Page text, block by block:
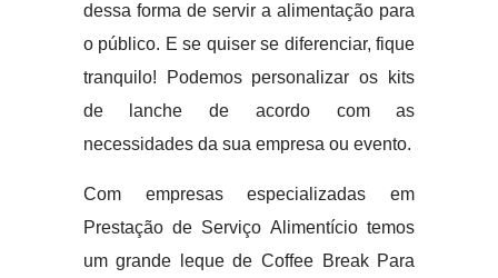
dessa forma de servir a alimentação para
o público. E se quiser se diferenciar, fique
tranquilo! Podemos personalizar os kits
de lanche de acordo com as
necessidades da sua empresa ou evento.
Com empresas especializadas em
Prestação de Serviço Alimentício temos
um grande leque de Coffee Break Para